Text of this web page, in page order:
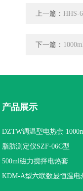
上一篇： HHS-
下一篇：
产品展示
DZTW调温型电热套
联
脂肪测定仪SZF-06C型
500ml磁力搅拌电热套
KDM-A型六联数显恒温电